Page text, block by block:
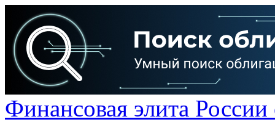
Финансовая элита